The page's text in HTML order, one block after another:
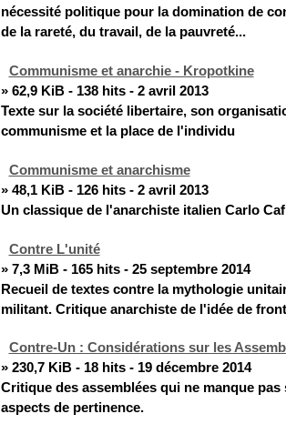
nécessité politique pour la domination de
de la rareté, du travail, de la pauvreté...
Communisme et anarchie - Kropotkine
» 62,9 KiB - 138 hits - 2 avril 2013
Texte sur la société libertaire, son
communisme et la place de l'individu
Communisme et anarchisme
» 48,1 KiB - 126 hits - 2 avril 2013
Un classique de l'anarchiste italien Carlo
Contre L'unité
» 7,3 MiB - 165 hits - 25 septembre 2014
Recueil de textes contre la mythologie
militant. Critique anarchiste de l'idée de
Contre-Un : Considérations sur les
» 230,7 KiB - 18 hits - 19 décembre 2014
Critique des assemblées qui ne manque pas
aspects de pertinence.